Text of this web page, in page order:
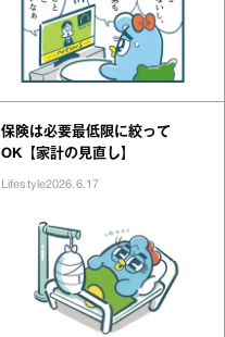
保険は必要最低限に絞って
OK【家計の見直し】
Lifestyle2026.6.17